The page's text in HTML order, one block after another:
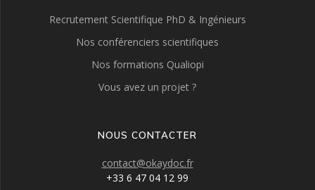
Recrutement Scientifique PhD & Ingénieurs
Nos conférenciers scientifiques
Nos formations Qualiopi
Vous avez un projet ?
NOUS CONTACTER
contact@okaydoc.fr
+33 6 47 04 12 99